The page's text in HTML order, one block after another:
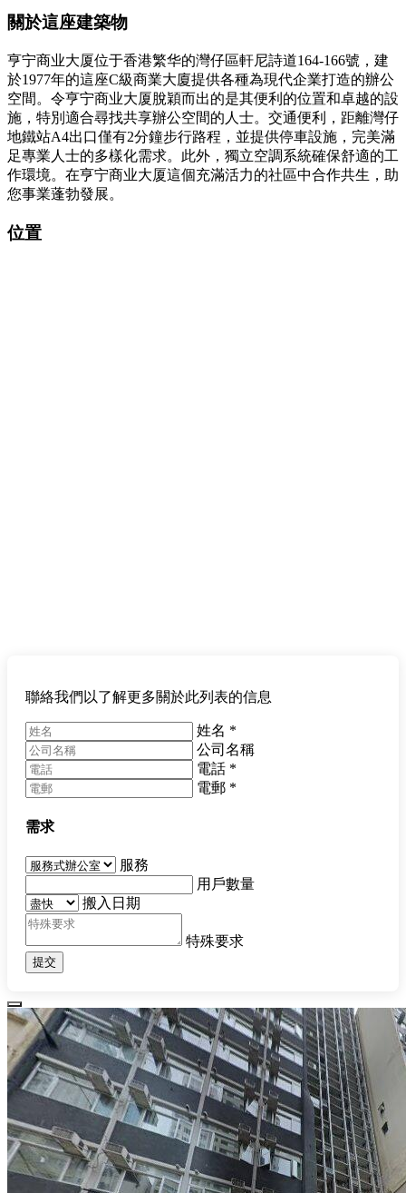
關於這座建築物
亨宁商业大厦位于香港繁华的灣仔區軒尼詩道164-166號，建
於1977年的這座C級商業大廈提供各種為現代企業打造的辦公
空間。令亨宁商业大厦脫穎而出的是其便利的位置和卓越的設
施，特別適合尋找共享辦公空間的人士。交通便利，距離灣仔
地鐵站A4出口僅有2分鐘步行路程，並提供停車設施，完美滿
足專業人士的多樣化需求。此外，獨立空調系統確保舒適的工
作環境。在亨宁商业大厦這個充滿活力的社區中合作共生，助
您事業蓬勃發展。
位置
聯絡我們以了解更多關於此列表的信息
姓名 *
公司名稱
電話 *
電郵 *
需求
服務
用戶數量
搬入日期
特殊要求
提交